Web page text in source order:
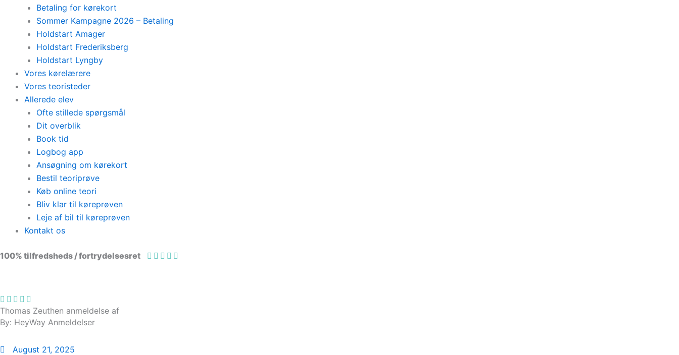
Betaling for kørekort
Sommer Kampagne 2026 – Betaling
Holdstart Amager
Holdstart Frederiksberg
Holdstart Lyngby
Vores kørelærere
Vores teoristeder
Allerede elev
Ofte stillede spørgsmål
Dit overblik
Book tid
Logbog app
Ansøgning om kørekort
Bestil teoriprøve
Køb online teori
Bliv klar til køreprøven
Leje af bil til køreprøven
Kontakt os
100% tilfredsheds / fortrydelsesret
Thomas Zeuthen anmeldelse af
By: HeyWay Anmeldelser
August 21, 2025